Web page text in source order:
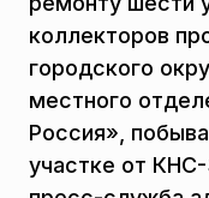
коллекторов
городского
местного
Россия»,
участке от